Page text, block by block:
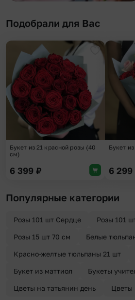
Подобрали для Вас
Добавить
Букет из 21 красной розы (40
см)
6 399 ₽
Букет
6 299
Популярные категории
Розы 101 шт Сердце Розы 101
Розы 15 шт 70 см Белые
Красно-желтые тюльпаны 21 шт
Букет из маттиол Букеты
Цветы на татьянин день Цветы